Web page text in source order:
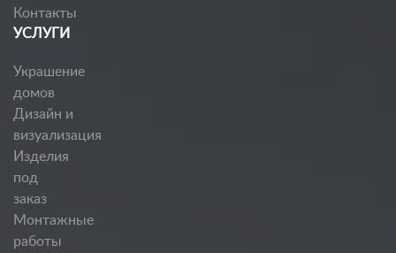
Контакты
УСЛУГИ
Украшение
домов
Дизайн и
визуализация
Изделия
под
заказ
Монтажные
работы